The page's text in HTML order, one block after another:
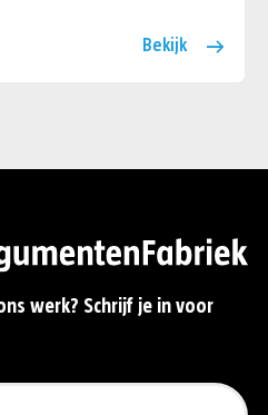
Bekijk
werk? Schrijf je in voor